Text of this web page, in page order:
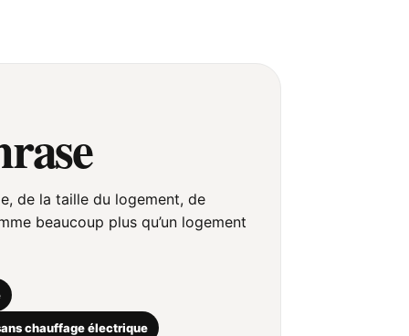
de la taille du logement, de
beaucoup plus qu’un logement
chauffage électrique